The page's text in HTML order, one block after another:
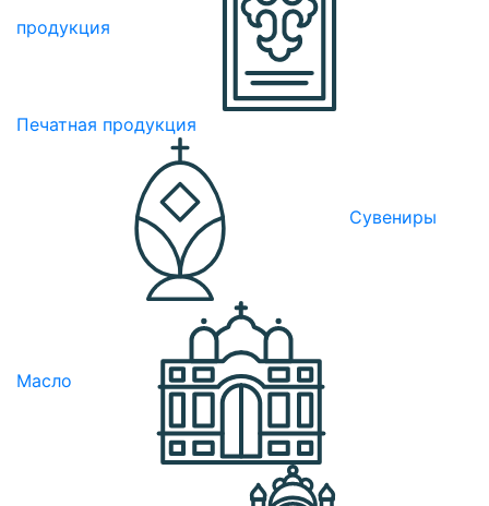
продукция
Печатная продукция
Сувениры
Масло